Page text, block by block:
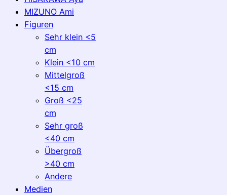
MIZUNO Ami
Figuren
Sehr klein <5
cm
Klein <10 cm
Mittelgroß
<15 cm
Groß <25
cm
Sehr groß
<40 cm
Übergroß
>40 cm
Andere
Medien